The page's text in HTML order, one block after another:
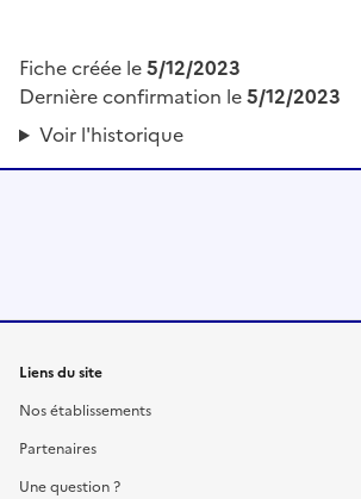
Fiche créée le5/12/2023
Dernière confirmation le5/12/2023
Voir l'historique
Liens du site
Nos établissements
Partenaires
Une question ?